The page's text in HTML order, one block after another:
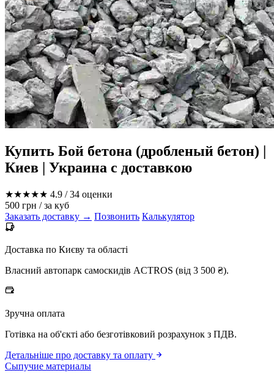
Купить Бой бетона (дробленый бетон) |
Киев | Украина с доставкою
★★★★★ 4.9 / 34 оценки
500 грн / за куб
Заказать доставку → Позвонить Калькулятор
Доставка по Києву та області
Власний автопарк самоскидів ACTROS (від 3 500 ₴).
Зручна оплата
Готівка на об'єкті або безготівковий розрахунок з ПДВ.
Детальніше про доставку та оплату
Сыпучие материалы